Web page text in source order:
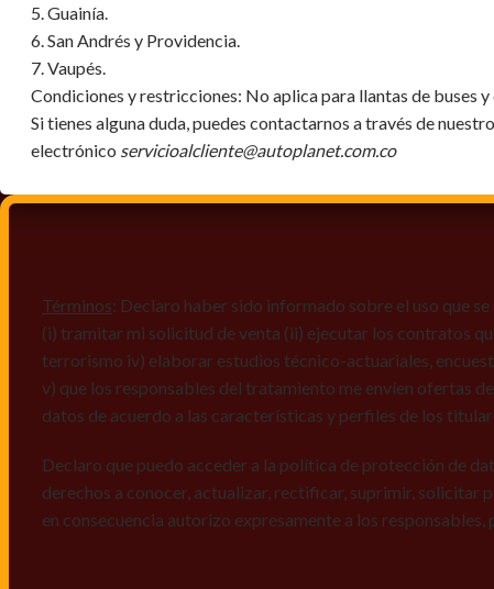
5. Guainía.
6. San Andrés y Providencia.
7. Vaupés.
Condiciones y restricciones: No aplica para llantas de buses y
Si tienes alguna duda, puedes contactarnos a través de
electrónico servicioalcliente@autoplanet.com.co
Términos: Declaro haber sido informado sobre el uso que
(i) tramitar mi solicitud de venta (ii) ejecutar los contratos
terrorismo iv) elaborar estudios técnico-actuariales,
v) que los responsables del tratamiento me envíen ofertas
datos de acuerdo a las características y perfiles de los
Declaro que puedo acceder a la política de protección de
derechos a conocer, actualizar, rectificar, suprimir, solicitar
en consecuencia autorizo expresamente a los